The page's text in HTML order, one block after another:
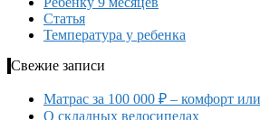
Статья
Температура у ребенка
Свежие записи
Матрас за 100 000 ₽ – комфорт
О складных велосипедах